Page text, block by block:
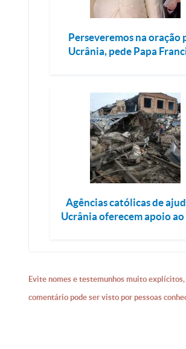
Perseveremos na oração
Ucrânia, pede Papa
Agências católicas de
Ucrânia oferecem apoio
Evite nomes e testemunhos muito explícitos,
comentário pode ser visto por pessoas